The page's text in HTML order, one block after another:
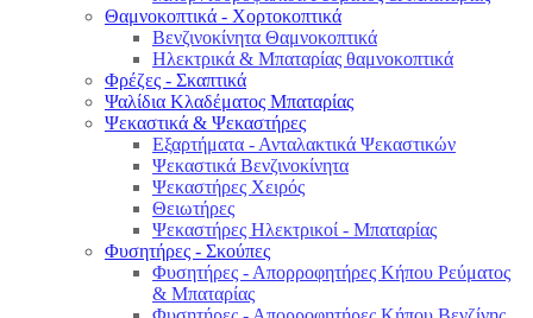
Θαμνοκοπτικά - Χορτοκοπτικά
Βενζινοκίνητα Θαμνοκοπτικά
Ηλεκτρικά & Μπαταρίας θαμνοκοπτικά
Φρέζες - Σκαπτικά
Ψαλίδια Κλαδέματος Μπαταρίας
Ψεκαστικά & Ψεκαστήρες
Εξαρτήματα - Ανταλακτικά Ψεκαστικών
Ψεκαστικά Βενζινοκίνητα
Ψεκαστήρες Χειρός
Θειωτήρες
Ψεκαστήρες Ηλεκτρικοί - Μπαταρίας
Φυσητήρες - Σκούπες
Φυσητήρες - Απορροφητήρες Κήπου Ρεύματος
& Μπαταρίας